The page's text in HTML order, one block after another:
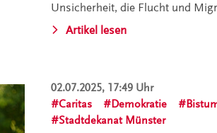
Unsicherheit, die Flucht und
Artikel lesen
02.07.2025, 17:49 Uhr
Caritas
Demokratie
Stadtdekanat Münster